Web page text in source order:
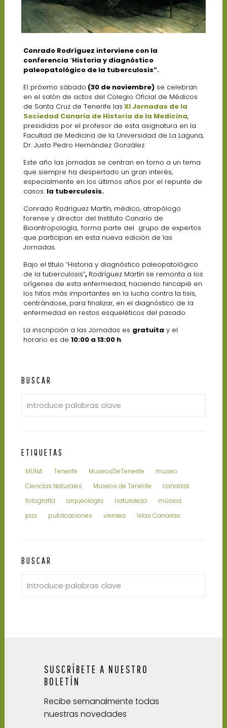
Conrado Rodríguez interviene con la
conferencia “Historia y diagnóstico
paleopatológico de la tuberculosis”.
El próximo sábado (30 de noviembre)se celebran
en el salón de actos del Colegio Oficial de Médicos
de Santa Cruz de Tenerife las XI Jornadas de la
Sociedad Canaria de Historia de la Medicina,
presididas por el profesor de esta asignatura en la
Facultad de Medicina de la Universidad de La Laguna,
Dr. Justo Pedro Hernández González.
Este año las jornadas se centran en torno a un tema
que siempre ha despertado un gran interés,
especialmente en los últimos años por el repunte de
casos: la tuberculosis.
Conrado Rodríguez Martín, médico, atropólogo
forense y director del Instituto Canario de
Bioantropología, forma parte del grupo de expertos
que participan en esta nueva edición de las
Jornadas.
Bajo el título “Historia y diagnóstico paleopatológico
de la tuberculosis”, Rodríguez Martín se remonta a los
orígenes de esta enfermedad, haciendo hincapié en
los hitos más importantes en la lucha contra la tisis,
centrándose, para finalizar, en el diagnóstico de la
enfermedad en restos esqueléticos del pasado.
La inscripción a las Jornadas es gratuita y el
horario es de 10:00 a 13:00 h.
BUSCAR
ETIQUETAS
MUNA Tenerife MuseosDeTenerife
museo
Ciencias Naturales
Museos de Tenerife
canarias
fotografía
arqueología naturaleza
música
jazz
publicaciones vieraea Islas Canarias
BUSCAR
SUSCRÍBETE A NUESTRO
BOLETÍN
Recibe semanalmente todas
nuestras novedades